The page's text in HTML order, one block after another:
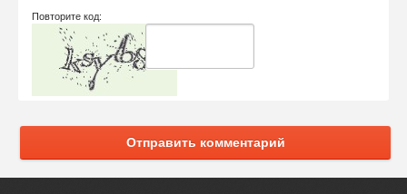
Повторите код:
Отправить комментарий